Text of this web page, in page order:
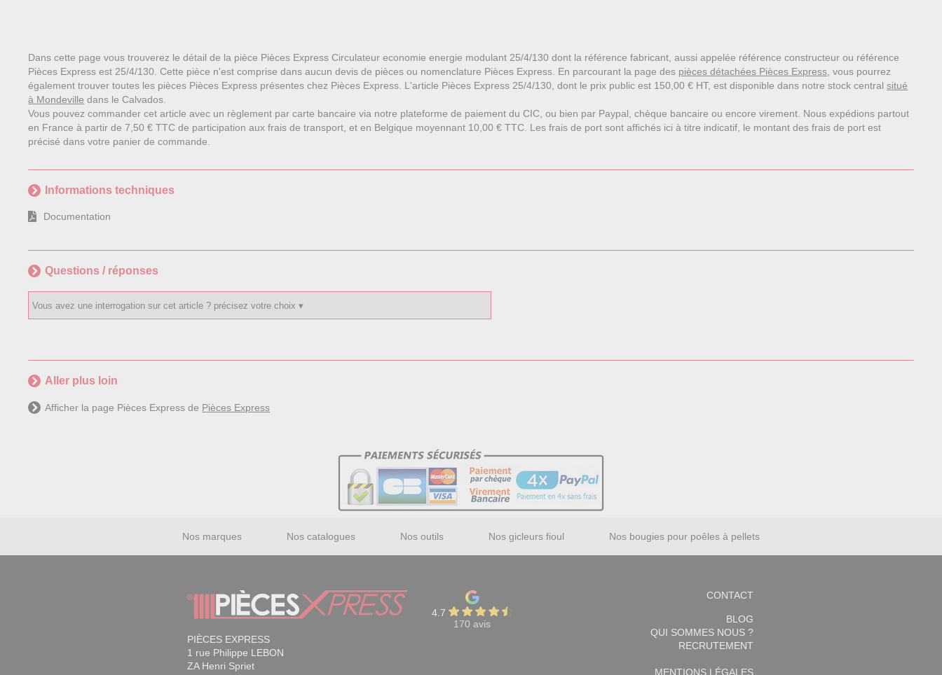
Dans cette page vous trouverez le détail de la pièce Pièces Express Circulateur economie energie modulant 25/4/130 dont la référence fabricant, aussi appelée référence constructeur ou référence
Pièces Express est 25/4/130. Cette pièce n'est comprise dans aucun devis de pièces ou nomenclature Pièces Express. En parcourant la page des pièces détachées Pièces Express , vous pourrez
également trouver toutes les pièces Pièces Express présentes chez Pièces Express. L'article Pièces Express 25/4/130, dont le prix public est 150,00 € HT, est disponible dans notre stock centralsitué
à Mondeville dans le Calvados.
Vous pouvez commander cet article avec un règlement par carte bancaire via notre plateforme de paiement du CIC, ou bien par Paypal, chèque bancaire ou encore virement. Nous expédions partout
en France à partir de 7,50 € TTC de participation aux frais de transport, et en Belgique moyennant 10,00 € TTC. Les frais de port sont affichés ici à titre indicatif, le montant des frais de port est
précisé dans votre panier de commande.
Informations techniques
Documentation
Questions / réponses
Aller plus loin
Afficher la page Pièces Express de Pièces Express
Nos marques Nos catalogues Nos outils Nos gicleurs fioul Nos bougies pour poêles à pellets
PIÈCES EXPRESS
1 rue Philippe LEBON
ZA Henri Spriet
4.7
170 avis
CONTACT
BLOG
QUI SOMMES NOUS ?
RECRUTEMENT
MENTIONS LÉGALES